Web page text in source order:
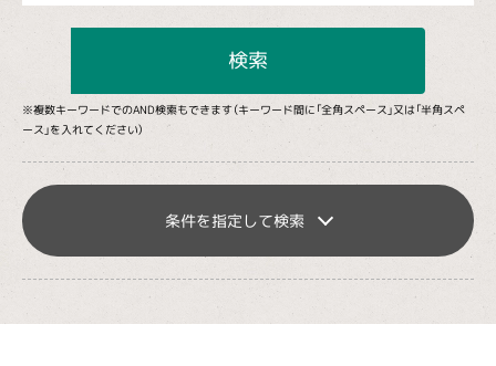
検索
※複数キーワードでのAND検索もできます（キーワード間に「全角スペース」又は「半角スペ
ース」を入れてください）
条件を指定して検索